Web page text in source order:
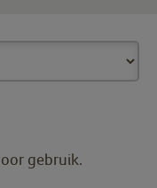
gebruik.